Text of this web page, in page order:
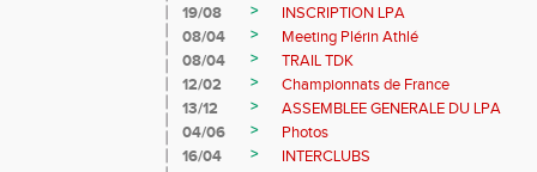
19/08
>
INSCRIPTION LPA
08/04
>
Meeting Plérin Athlé
08/04
>
TRAIL TDK
12/02
>
Championnats de France
13/12
>
ASSEMBLEE GENERALE DU LPA
04/06
>
Photos
16/04
>
INTERCLUBS